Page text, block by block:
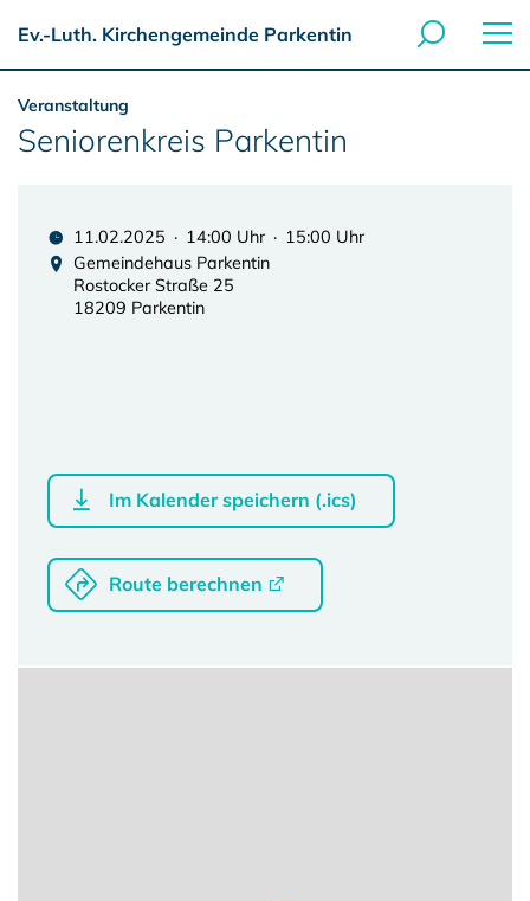
Ev.-Luth. Kirchengemeinde Parkentin
Veranstaltung
Seniorenkreis Parkentin
11.02.2025 · 14:00 Uhr · 15:00 Uhr
Gemeindehaus Parkentin
Rostocker Straße 25
18209 Parkentin
Im Kalender speichern (.ics)
Route berechnen